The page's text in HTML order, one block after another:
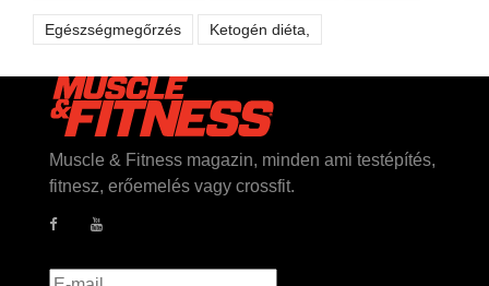
Egészségmegőrzés Ketogén diéta,
Muscle & Fitness magazin, minden ami testépítés,
fitnesz, erőemelés vagy crossfit.